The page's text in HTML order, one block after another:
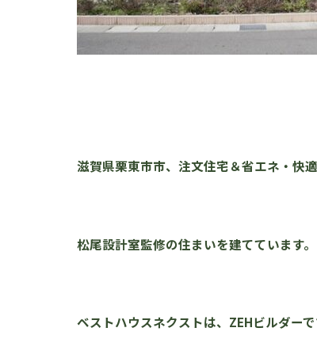
滋賀県栗東市市、注文住宅＆省エネ・快
松尾設計室監修の住まいを建てています。
ベストハウスネクストは、ZEHビルダー